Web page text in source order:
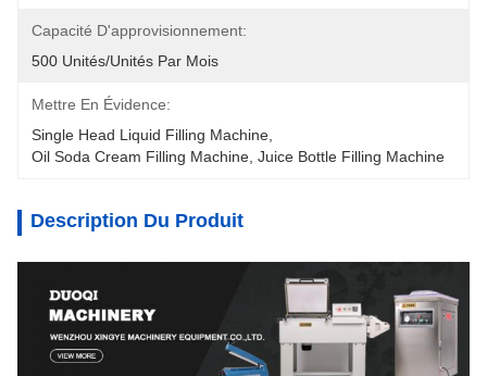
Capacité D'approvisionnement:
500 Unités/unités Par Mois
Mettre En Évidence:
Single Head Liquid Filling Machine
Oil Soda Cream Filling Machine Juice Bottle Filling Machine
Description Du Produit